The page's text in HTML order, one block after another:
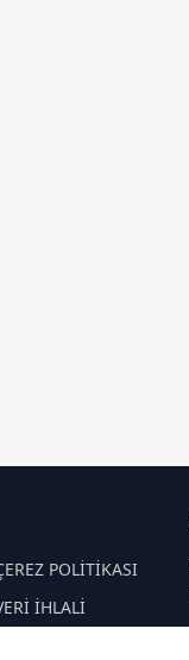
POLİTİKASI
İHLALİ